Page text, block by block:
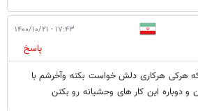
۱۷:۴۳ - ۱۴۰۰/۱۰/۲۱
پاسخ
هرکی هرکاری دلش خواست بکنه وآخرشم با